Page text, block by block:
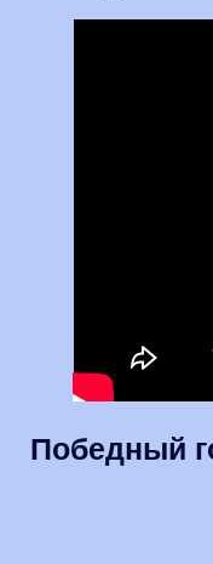
Победный